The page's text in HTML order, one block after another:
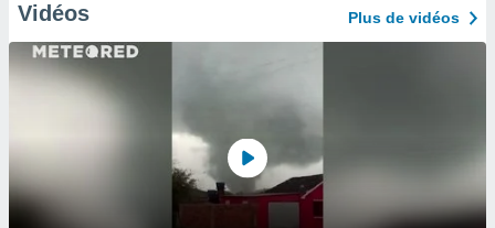
Vidéos Plus de vidéos